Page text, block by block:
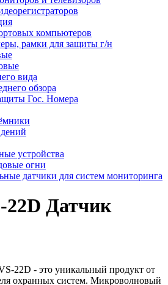
компьютеров
рамки для защиты г/н
вида
обзора
Гос. Номера
устройства
огни
датчики для систем мониторинга
22D Датчик
22D - это уникальный продукт от
охранных систем. Микроволновый